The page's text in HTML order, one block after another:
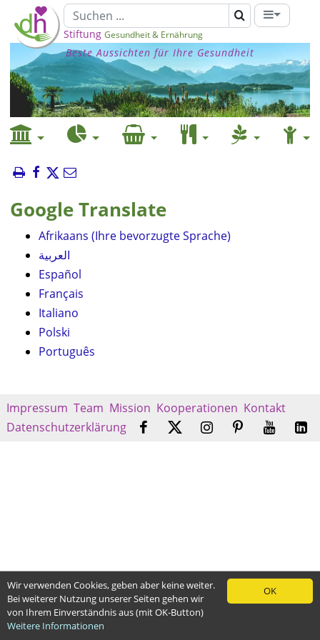
Stiftung Gesundheit & Ernährung
Beste Aussichten für Ihre Gesundheit
Google Translate
Afrikaans (Ihre bevorzugte Sprache)
العربية
Español
Français
Italiano
Polski
Português
Impressum Team Mission Kooperationen Kontakt
Datenschutzerklärung
OK
Wir verwenden Cookies, geben aber keine weiter.
Bei weiterer Nutzung unserer Seiten gehen wir
von Ihrem Einverständnis aus (mit OK-Button)
Weitere Informationen